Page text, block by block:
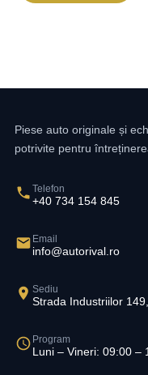
Piese auto originale și
potrivite pentru
Telefon
+40 734 154 845
Email
info@autorival.ro
Sediu
Strada Industriilor
Program
Luni – Vineri: 09:00 –